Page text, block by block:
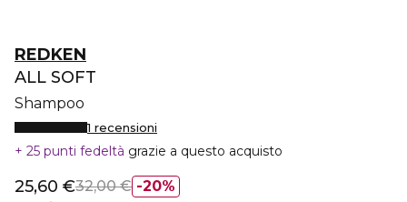
REDKEN
ALL SOFT
Shampoo
1 recensioni
25 punti fedeltà grazie a questo acquisto
20%
25,60 €32,00 €